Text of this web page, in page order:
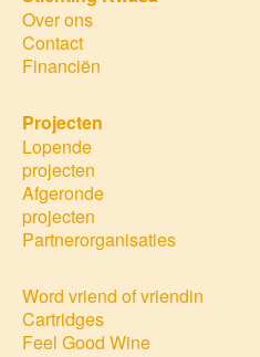
Over ons
Contact
Financiën
Projecten
Lopende
projecten
Afgeronde
projecten
Partnerorganisaties
Word vriend of vriendin
Cartridges
Feel Good Wine